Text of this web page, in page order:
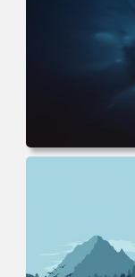
电脑壁纸 抽象 渐